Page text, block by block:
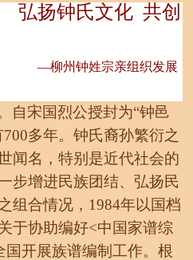
钟氏文化 共创
州钟姓宗亲组织发展
自宋国烈公授封为“钟邑
多年。钟氏裔孙繁衍之
闻名，特别是近代社会的
步增进民族团结、弘扬民
组合情况，1984年以国档
于协助编好<中国家谱综
开展族谱编制工作。根